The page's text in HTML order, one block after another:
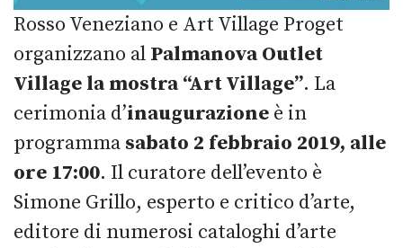
Rosso Veneziano e Art Village Proget
organizzano al Palmanova Outlet
Village la mostra “Art Village”. La
cerimonia d’inaugurazione è in
programma sabato 2 febbraio 2019, alle
ore 17:00. Il curatore dell’evento è
Simone Grillo, esperto e critico d’arte,
editore di numerosi cataloghi d’arte